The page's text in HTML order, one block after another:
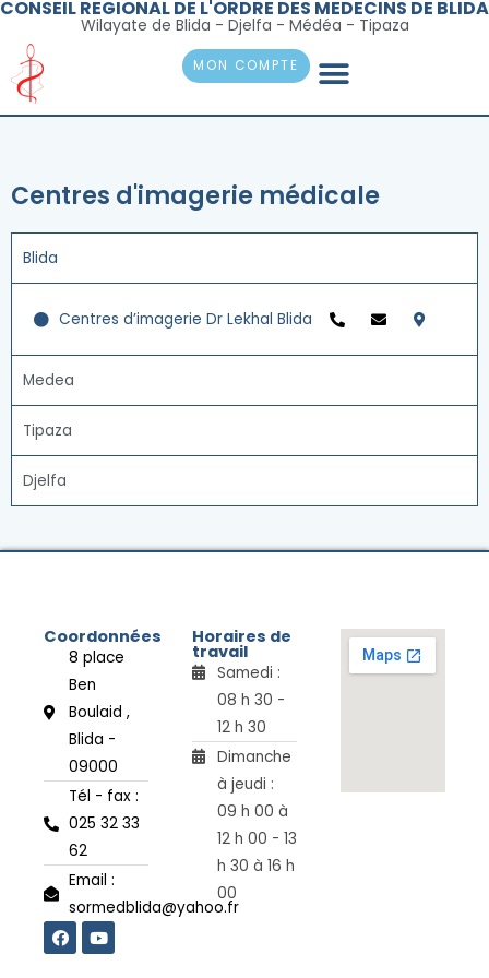
Aller
contenu
CONSEIL REGIONAL DE L'ORDRE DES MEDECINS DE BLIDA
Wilayate de Blida - Djelfa - Médéa - Tipaza
MON COMPTE Menu
Centres d'imagerie médicale
Blida
Centres d’imagerie Dr Lekhal Blida
Medea
Tipaza
Djelfa
Coordonnées
8 place
Ben
Boulaid ,
Blida -
09000
Tél - fax :
025 32 33
62
Email :
sormedblida@yahoo.fr
F
a
c
Y
o
u
Horaires de
travail
Samedi :
08 h 30 -
12 h 30
Dimanche
à jeudi :
09 h 00 à
12 h 00 - 13
h 30 à 16 h
00